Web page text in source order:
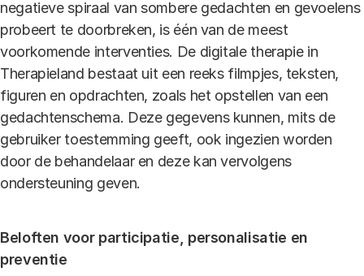
negatieve spiraal van sombere gedachten en gevoelens
probeert te doorbreken, is één van de meest
voorkomende interventies. De digitale therapie in
Therapieland bestaat uit een reeks filmpjes, teksten,
figuren en opdrachten, zoals het opstellen van een
gedachtenschema. Deze gegevens kunnen, mits de
gebruiker toestemming geeft, ook ingezien worden
door de behandelaar en deze kan vervolgens
ondersteuning geven.
Beloften voor participatie, personalisatie en
preventie